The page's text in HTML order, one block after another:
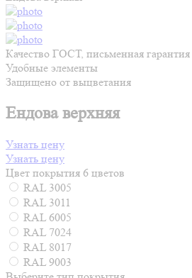
Качество ГОСТ, письменная гарантия
Удобные элементы
Защищено от выцветания
Ендова верхняя
Узнать цену
Узнать цену
Цвет покрытия 6 цветов
RAL 3005
RAL 3011
RAL 6005
RAL 7024
RAL 8017
RAL 9003